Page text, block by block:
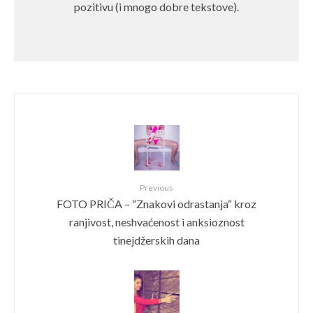
pozitivu (i mnogo dobre tekstove).
Previous
FOTO PRIČA – “Znakovi odrastanja“ kroz
ranjivost, neshvaćenost i anksioznost
tinejdžerskih dana